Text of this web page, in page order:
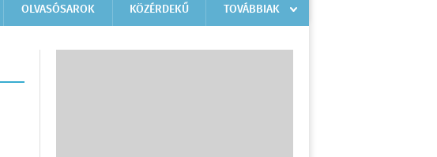
OLVASÓSAROK KÖZÉRDEKŰ TOVÁBBIAK